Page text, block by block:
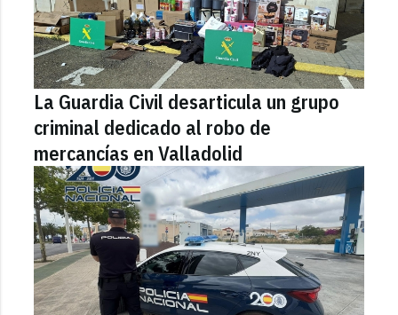
La Guardia Civil desarticula un grupo
criminal dedicado al robo de
mercancías en Valladolid